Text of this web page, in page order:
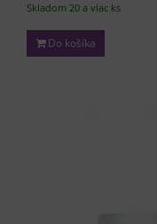
Skladom 20 a viac ks
Do košíka